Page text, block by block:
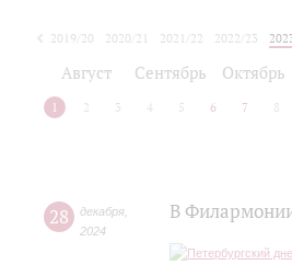
2019/20 2020/21 2021/22 2022/23
Август Сентябрь Октябрь
1 2 3 4 5 6 7 8
28 декабря
2024
В